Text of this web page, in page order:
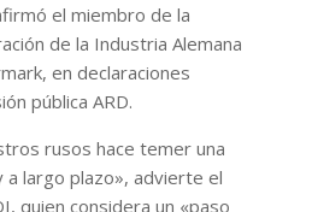
el miembro de la
de la Industria Alemana
en declaraciones
pública ARD.
rusos hace temer una
largo plazo», advierte el
quien considera un «paso